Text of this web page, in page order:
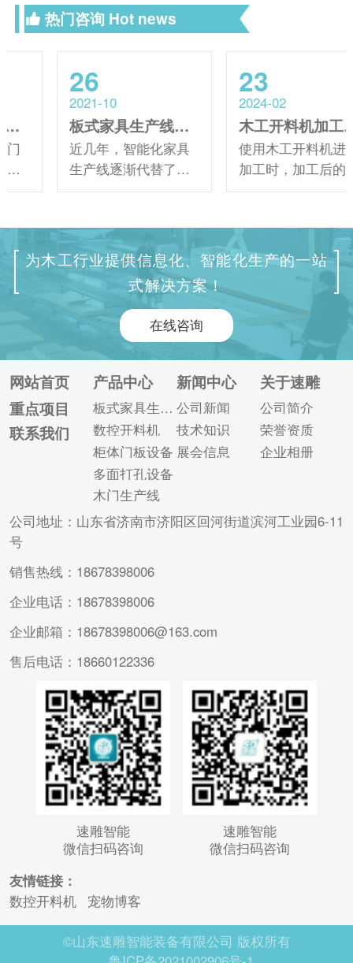
热门咨询 Hot news
2021-10
板式家具生产线厂家如何选择？掌握以下四点！
近几年，智能化家具
生产线逐渐代替了传
统的生产模式，之前
定制家具生产线。这
次大家都从选择厂家
的角度谈了如何选择
合适的板式家具生产
线厂家。 1、明确的
是厂家特性。 作为买
家，我们首先要搞清
楚卖家是厂家还是代
理商。速雕智能数控
车床方面有成熟的研
发和生产经验，既能
保证设备质量，又有
2024-02
木工开料机加工板材边缘出现毛刺怎么解决？
使用木工开料机进行
加工时，加工后的板
材边缘偶尔会出现毛
美观性，还可能给后
续的加工和使用带来
麻烦。那么，应该如
何解决这个问题呢?
一、毛刺的成因 板材
边缘的毛刺通常是由
木工开料机加工过程
中刀具与板材之间的
碰撞引起的，主要有
以下原因： 加工速度
太快，导致刀具无法
及时去除切屑; 刀具
为木工行业提供信息化、智能化生产的一站
式解决方案！
在线咨询
网站首页
重点项目
联系我们
产品中心
板式家具生产线
数控开料机
柜体门板设备
多面打孔设备
木门生产线
新闻中心
公司新闻
技术知识
展会信息
关于速雕
公司简介
荣誉资质
企业相册
公司地址：山东省济南市济阳区回河街道滨河工业园6-11
号
销售热线：18678398006
企业电话：18678398006
企业邮箱：18678398006@163.com
售后电话：18660122336
速雕智能
微信扫码咨询
速雕智能
微信扫码咨询
友情链接：
数控开料机
宠物博客
©山东速雕智能装备有限公司 版权所有